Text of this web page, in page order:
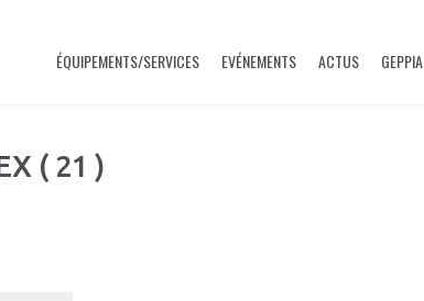
ÉQUIPEMENTS/SERVICES EVÉNEMENTS ACTUS GEPPIA
( 21 )